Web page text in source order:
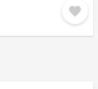
favorite